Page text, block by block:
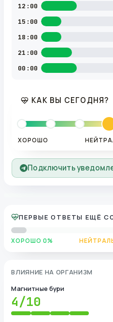
12:00
15:00
18:00
21:00
00:00
КАК ВЫ СЕГОДНЯ?
ХОРОШО
Подключить
ПЕРВЫЕ ОТВЕТЫ ЕЩЁ
ХОРОШО 0%
ВЛИЯНИЕ НА ОРГАНИЗМ
Магнитные бури
4/10